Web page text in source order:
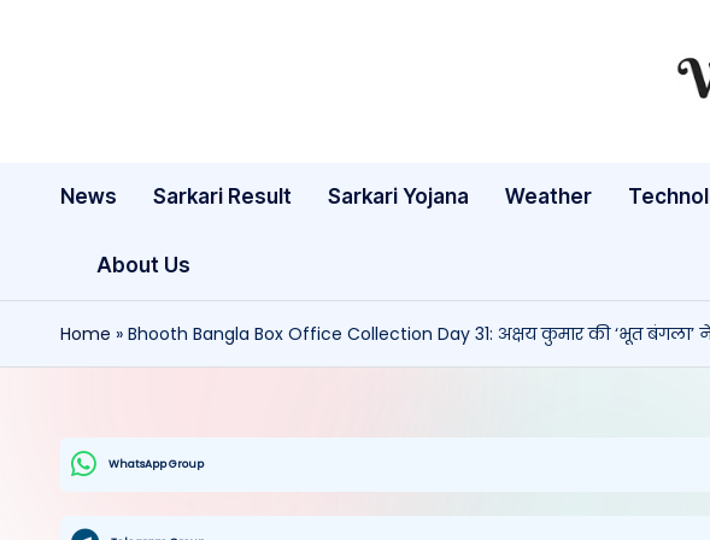
News Sarkari Result Sarkari Yojana Weather
About Us
Home » Bhooth Bangla Box Office Collection Day 31: अक्षय कुमार की ‘भूत
WhatsApp Group